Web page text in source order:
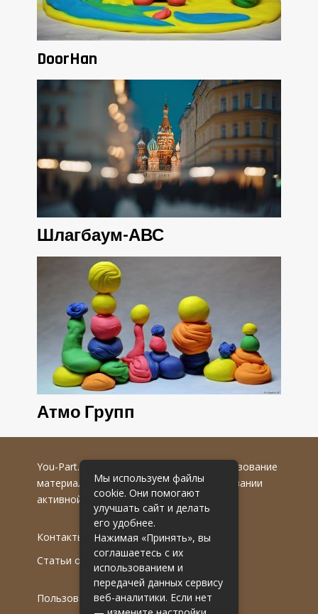
DoorHan
Шлагбаум-АВС
Атмо Групп
You-Part.ru
© 2016-2022 гг. Любое использование
материалов допускается только при указании
активной гиперссылки на первоисточник.
Контакты
Статьи от эксперта
Пользовательское соглашение
Мы используем файлы
cookie. Они помогают
улучшать сайт и делать
его удобнее.
Нажимая «Принять», вы
соглашаетесь с их
использованием и
передачей данных сервису
веб-аналитики. Если нет